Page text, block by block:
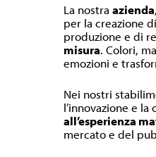
La nostraazienda,
per la creazione
produzione e di
misura. Colori,
emozioni e
Nei nostri
l’innovazione e
all’esperienza
mercato e del